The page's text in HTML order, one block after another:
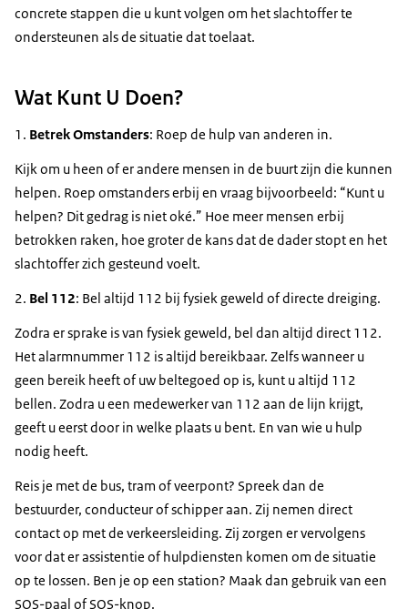
concrete stappen die u kunt volgen om het slachtoffer te
ondersteunen als de situatie dat toelaat.
Wat Kunt U Doen?
1. Betrek Omstanders: Roep de hulp van anderen in.
Kijk om u heen of er andere mensen in de buurt zijn die kunnen
helpen. Roep omstanders erbij en vraag bijvoorbeeld: “Kunt u
helpen? Dit gedrag is niet oké.” Hoe meer mensen erbij
betrokken raken, hoe groter de kans dat de dader stopt en het
slachtoffer zich gesteund voelt.
2. Bel 112: Bel altijd 112 bij fysiek geweld of directe dreiging.
Zodra er sprake is van fysiek geweld, bel dan altijd direct 112.
Het alarmnummer 112 is altijd bereikbaar. Zelfs wanneer u
geen bereik heeft of uw beltegoed op is, kunt u altijd 112
bellen. Zodra u een medewerker van 112 aan de lijn krijgt,
geeft u eerst door in welke plaats u bent. En van wie u hulp
nodig heeft.
Reis je met de bus, tram of veerpont? Spreek dan de
bestuurder, conducteur of schipper aan. Zij nemen direct
contact op met de verkeersleiding. Zij zorgen er vervolgens
voor dat er assistentie of hulpdiensten komen om de situatie
op te lossen. Ben je op een station? Maak dan gebruik van een
SOS-paal of SOS-knop.